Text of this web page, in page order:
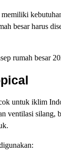
besar harus
rumah besar
untuk iklim
ventilasi silang,